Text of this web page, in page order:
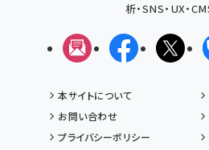
析・SNS・UX・
メルマガFacebookX(
本サイトについて
お問い合わせ
プライバシーポリシー